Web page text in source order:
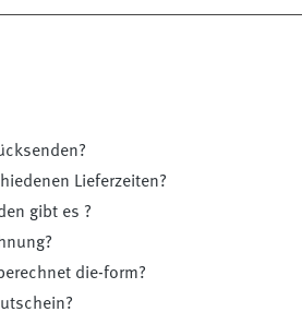
Lieferzeiten?
gibt es ?
die-form?